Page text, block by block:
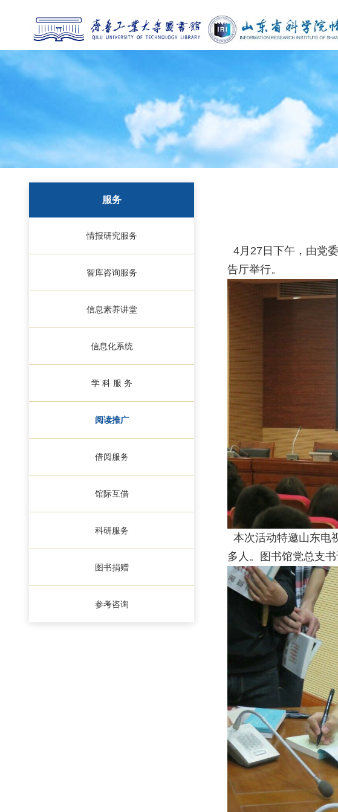
服务
情报研究服务
智库咨询服务
信息素养讲堂
信息化系统
学 科 服 务
阅读推广
借阅服务
馆际互借
科研服务
图书捐赠
参考咨询
4月27日下午，由党
告厅举行。
本次活动特邀山东电
多人。图书馆党总支